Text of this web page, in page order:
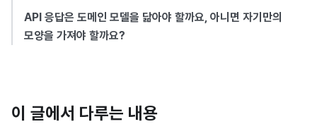
API 응답은 도메인 모델을 닮아야 할까요, 아니면 자기만의
모양을 가져야 할까요?
이 글에서 다루는 내용